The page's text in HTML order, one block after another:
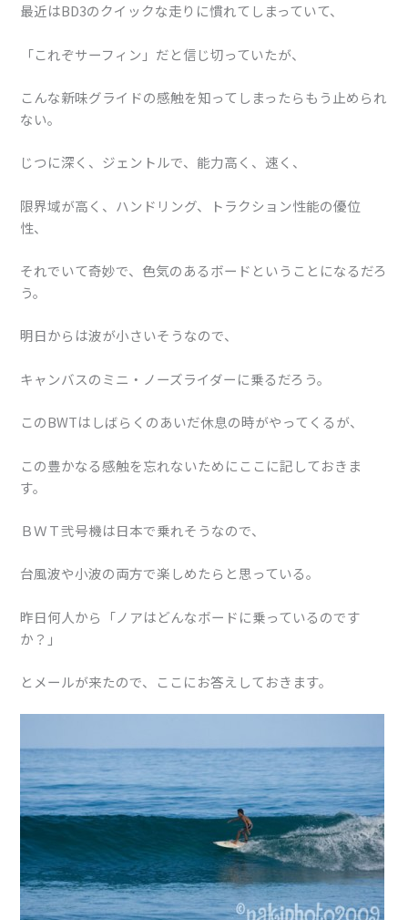
最近はBD3のクイックな走りに慣れてしまっていて、
「これぞサーフィン」だと信じ切っていたが、
こんな新味グライドの感触を知ってしまったらもう止められ
ない。
じつに深く、ジェントルで、能力高く、速く、
限界域が高く、ハンドリング、トラクション性能の優位
性、
それでいて奇妙で、色気のあるボードということになるだろ
う。
明日からは波が小さいそうなので、
キャンバスのミニ・ノーズライダーに乗るだろう。
このBWTはしばらくのあいだ休息の時がやってくるが、
この豊かなる感触を忘れないためにここに記しておきま
す。
ＢＷＴ弐号機は日本で乗れそうなので、
台風波や小波の両方で楽しめたらと思っている。
昨日何人から「ノアはどんなボードに乗っているのです
か？」
とメールが来たので、ここにお答えしておきます。